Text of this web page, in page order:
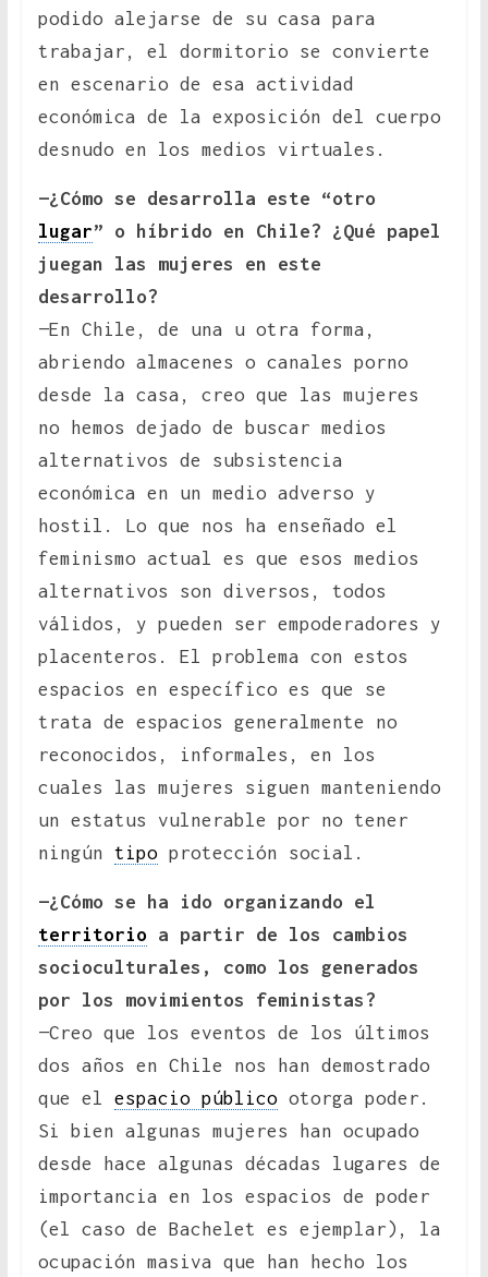
podido alejarse de su casa para
trabajar, el dormitorio se convierte
en escenario de esa actividad
económica de la exposición del cuerpo
desnudo en los medios virtuales.
—¿Cómo se desarrolla este “otro
lugar” o híbrido en Chile? ¿Qué papel
juegan las mujeres en este
desarrollo?
—En Chile, de una u otra forma,
abriendo almacenes o canales porno
desde la casa, creo que las mujeres
no hemos dejado de buscar medios
alternativos de subsistencia
económica en un medio adverso y
hostil. Lo que nos ha enseñado el
feminismo actual es que esos medios
alternativos son diversos, todos
válidos, y pueden ser empoderadores y
placenteros. El problema con estos
espacios en específico es que se
trata de espacios generalmente no
reconocidos, informales, en los
cuales las mujeres siguen manteniendo
un estatus vulnerable por no tener
ningún tipoprotección social.
—¿Cómo se ha ido organizando el
territorioa partir de los cambios
socioculturales, como los generados
por los movimientos feministas?
—Creo que los eventos de los últimos
dos años en Chile nos han demostrado
que el espacio públicootorga poder.
Si bien algunas mujeres han ocupado
desde hace algunas décadas lugares de
importancia en los espacios de poder
(el caso de Bachelet es ejemplar), la
ocupación masiva que han hecho los